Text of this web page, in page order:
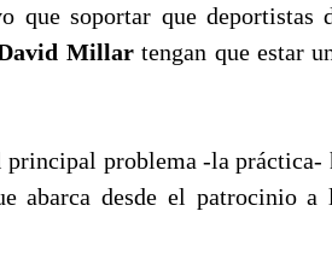
que soportar que deportistas
Millartengan que estar
principal problema -la práctica-
abarca desde el patrocinio